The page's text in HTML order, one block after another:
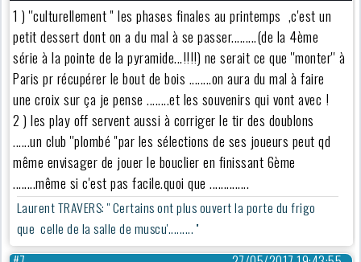
1 ) ''culturellement '' les phases finales au printemps ,c'est un
petit dessert dont on a du mal à se passer.........(de la 4ème
série à la pointe de la pyramide...!!!!) ne serait ce que ''monter'' à
Paris pr récupérer le bout de bois ........on aura du mal à faire
une croix sur ça je pense ........et les souvenirs qui vont avec !
2 ) les play off servent aussi à corriger le tir des doublons
......un club ''plombé ''par les sélections de ses joueurs peut qd
même envisager de jouer le bouclier en finissant 6ème
........même si c'est pas facile.quoi que ..............
Laurent TRAVERS: '' Certains ont plus ouvert la porte du frigo
que celle de la salle de muscu'......... ''